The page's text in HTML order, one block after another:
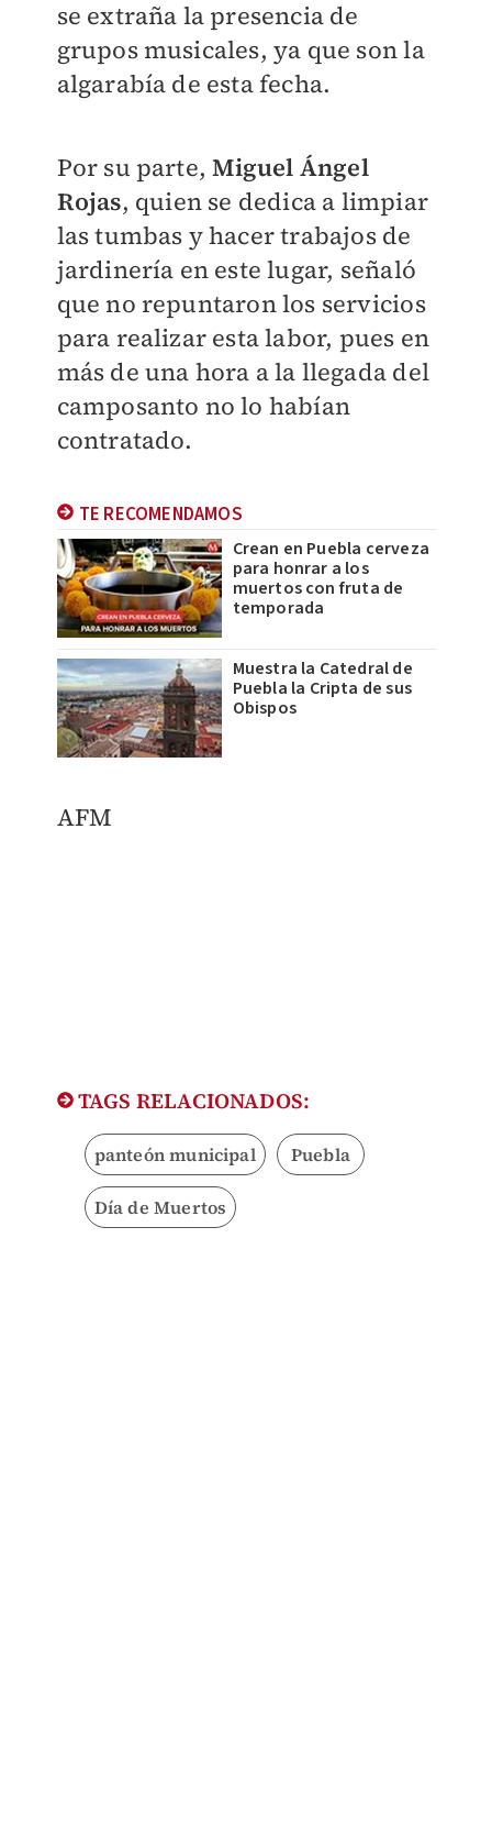
se extraña la presencia de
grupos musicales, ya que son la
algarabía de esta fecha.
Por su parte,Miguel Ángel
Rojas, quien se dedica a limpiar
las tumbas y hacer trabajos de
jardinería en este lugar, señaló
que no repuntaron los servicios
para realizar esta labor, pues en
más de una hora a la llegada del
camposanto no lo habían
contratado.
TE RECOMENDAMOS
Crean en Puebla cerveza
para honrar a los
muertos con fruta de
temporada
Muestra la Catedral de
Puebla la Cripta de sus
Obispos
AFM
TAGS RELACIONADOS:
panteón municipal Puebla
Día de Muertos